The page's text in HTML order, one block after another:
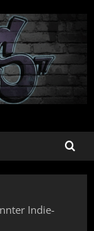
Indie-